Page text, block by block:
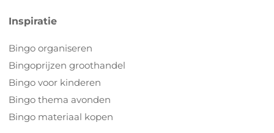
Inspiratie
Bingo organiseren
Bingoprijzen groothandel
Bingo voor kinderen
Bingo thema avonden
Bingo materiaal kopen